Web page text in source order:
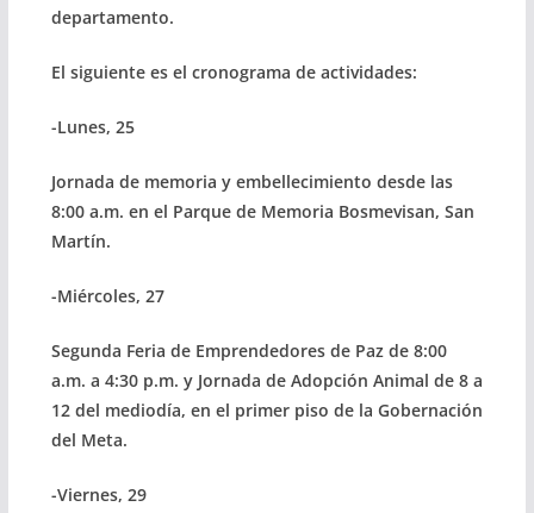
departamento.
El siguiente es el cronograma de actividades:
-Lunes, 25
Jornada de memoria y embellecimiento desde las
8:00 a.m. en el Parque de Memoria Bosmevisan, San
Martín.
-Miércoles, 27
Segunda Feria de Emprendedores de Paz de 8:00
a.m. a 4:30 p.m. y Jornada de Adopción Animal de 8 a
12 del mediodía, en el primer piso de la Gobernación
del Meta.
-Viernes, 29